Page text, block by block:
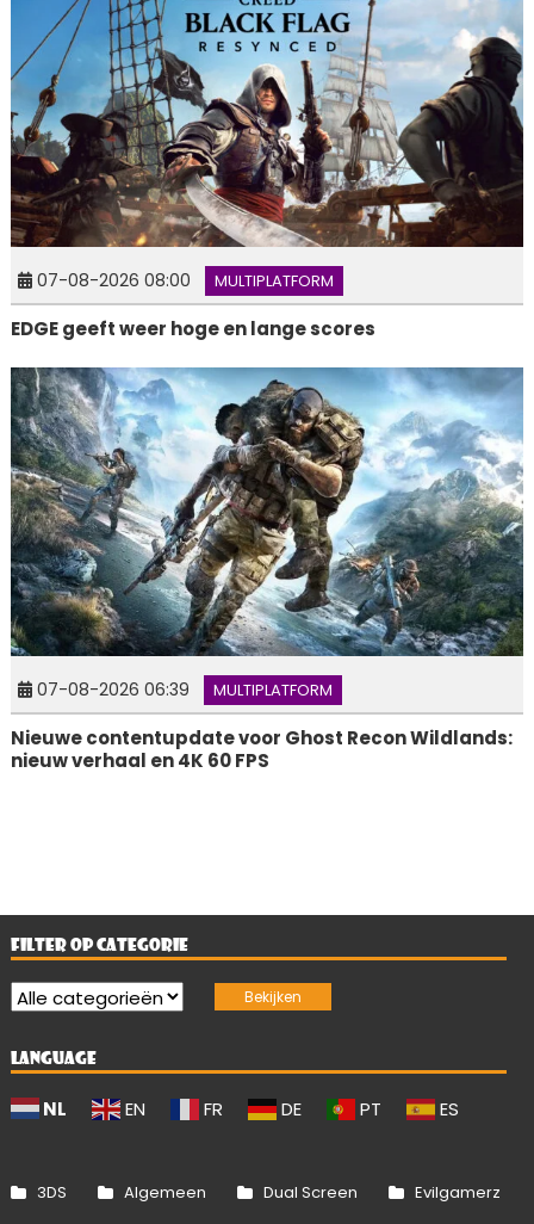
07-08-2026 08:00 MULTIPLATFORM
EDGE geeft weer hoge en lange scores
07-08-2026 06:39 MULTIPLATFORM
Nieuwe contentupdate voor Ghost Recon Wildlands:
nieuw verhaal en 4K 60 FPS
FILTER OP CATEGORIE
LANGUAGE
NL EN FR DE PT ES
3DS Algemeen Dual Screen
Evilgamerz